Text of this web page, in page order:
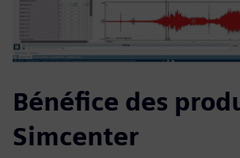
Bénéfice des
Simcenter